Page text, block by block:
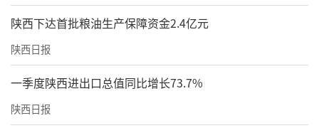
陕西下达首批粮油生产保障资金2.4亿元
陕西日报
一季度陕西进出口总值同比增长73.7%
陕西日报